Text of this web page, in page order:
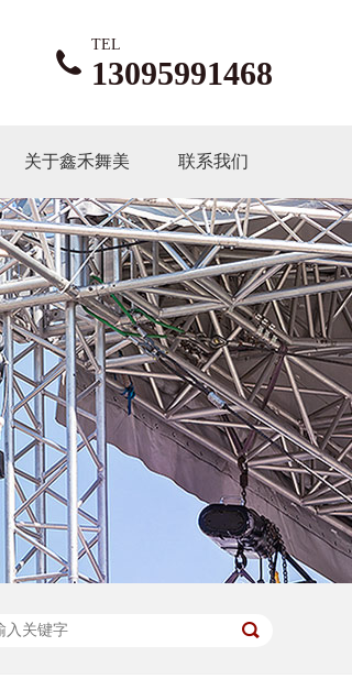
TEL
13095991468
关于鑫禾舞美 联系我们